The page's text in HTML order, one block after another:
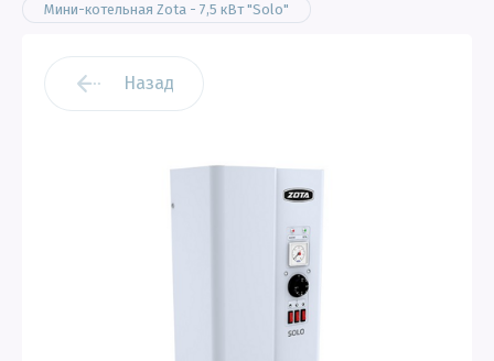
Мини-котельная Zota - 7,5 кВт "Solo"
Назад